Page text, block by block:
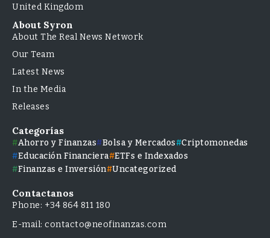
United Kingdom
About Syron
About The Real News Network
Our Team
Latest News
In the Media
Releases
Categorías
Ahorro y Finanzas Bolsa y Mercados
Criptomonedas
Educación Financiera ETFs e Indexados
Finanzas e Inversión Uncategorized
Contactanos
Phone: +34 864 811 180
E-mail: contacto@neofinanzas.com